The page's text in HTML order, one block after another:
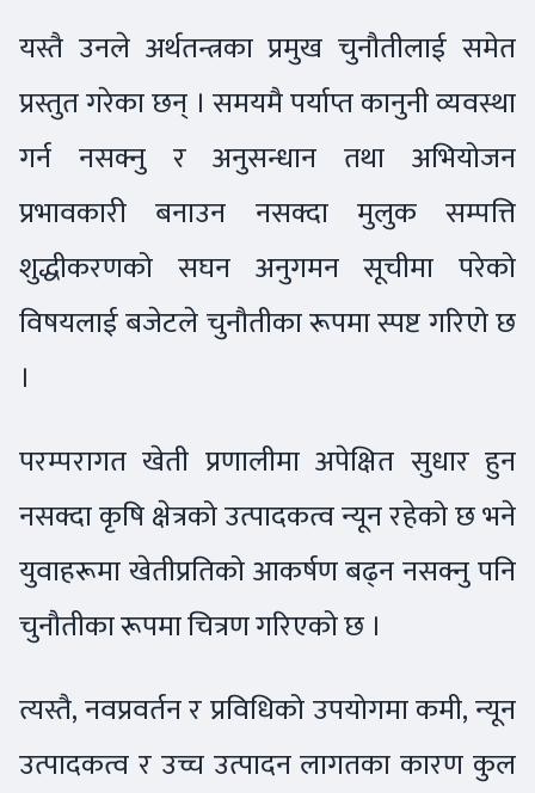
यस्तै उनले अर्थतन्त्रका प्रमुख चुनौतीलाई समेत
प्रस्तुत गरेका छन् । समयमै पर्याप्त कानुनी व्यवस्था
गर्न नसक्नु र अनुसन्धान तथा अभियोजन
प्रभावकारी बनाउन नसक्दा मुलुक सम्पत्ति
शुद्धीकरणको सघन अनुगमन सूचीमा परेको
विषयलाई बजेटले चुनौतीका रूपमा स्पष्ट गरिएो छ
।
परम्परागत खेती प्रणालीमा अपेक्षित सुधार हुन
नसक्दा कृषि क्षेत्रको उत्पादकत्व न्यून रहेको छ भने
युवाहरूमा खेतीप्रतिको आकर्षण बढ्न नसक्नु पनि
चुनौतीका रूपमा चित्रण गरिएको छ ।
त्यस्तै, नवप्रवर्तन र प्रविधिको उपयोगमा कमी, न्यून
उत्पादकत्व र उच्च उत्पादन लागतका कारण कुल